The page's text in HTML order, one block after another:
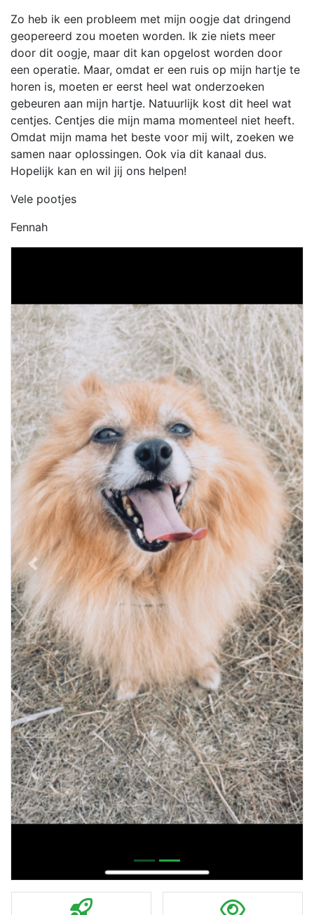
Previous Next
Zo heb ik een probleem met mijn oogje dat dringend
geopereerd zou moeten worden. Ik zie niets meer
door dit oogje, maar dit kan opgelost worden door
een operatie. Maar, omdat er een ruis op mijn hartje te
horen is, moeten er eerst heel wat onderzoeken
gebeuren aan mijn hartje. Natuurlijk kost dit heel wat
centjes. Centjes die mijn mama momenteel niet heeft.
Omdat mijn mama het beste voor mij wilt, zoeken we
samen naar oplossingen. Ook via dit kanaal dus.
Hopelijk kan en wil jij ons helpen!
Vele pootjes
Fennah